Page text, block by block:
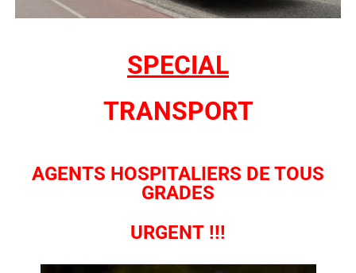
SPECIAL
TRANSPORT
AGENTS HOSPITALIERS DE TOUS
GRADES
URGENT !!!